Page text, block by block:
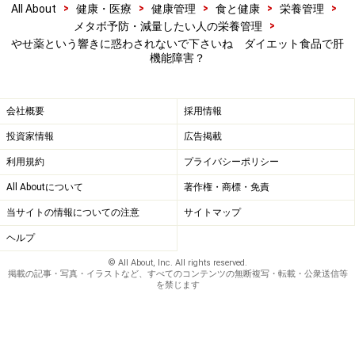
All About > 健康・医療 > 健康管理 > 食と健康 > 栄養管理
>
メタボ予防・減量したい人の栄養管理
>
やせ薬という響きに惑わされないで下さいね ダイエット食品で肝
機能障害？
会社概要 採用情報
投資家情報 広告掲載
利用規約 プライバシーポリシー
All Aboutについて 著作権・商標・免責
当サイトの情報についての注意 サイトマップ
ヘルプ
© All About, Inc. All rights reserved.
掲載の記事・写真・イラストなど、すべてのコンテンツの無断複写・転載・公衆送信等
を禁じます